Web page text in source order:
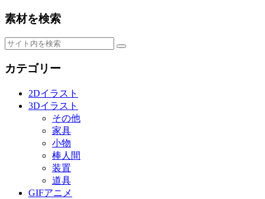
素材を検索
カテゴリー
2Dイラスト
3Dイラスト
その他
家具
小物
棒人間
装置
道具
GIFアニメ